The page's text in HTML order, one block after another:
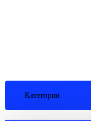
Категории